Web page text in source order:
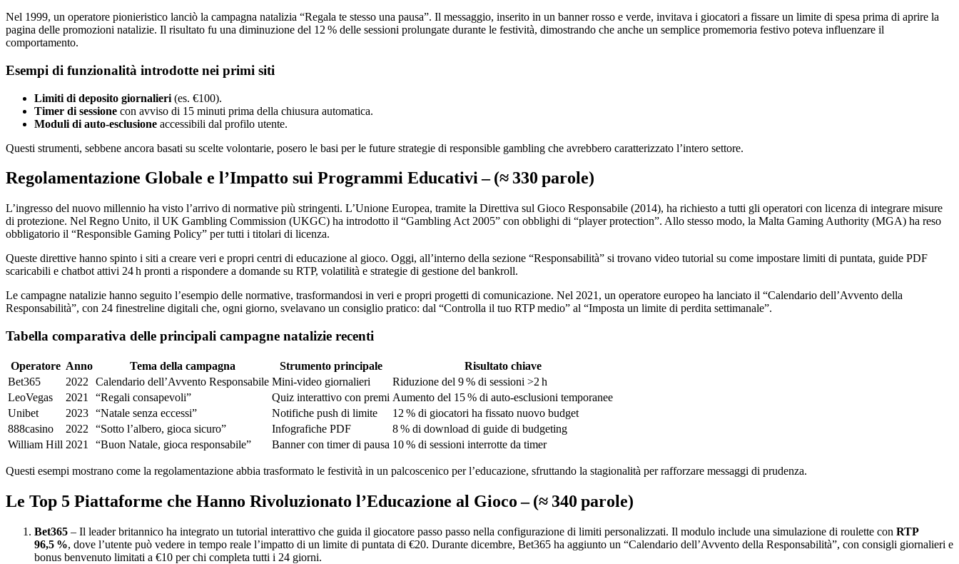
Nel 1999, un operatore pionieristico lanciò la campagna natalizia “Regala te stesso una pausa”. Il messaggio, inserito in un banner rosso e verde, invitava i giocatori a fissare un limite di spesa prima di aprire la
pagina delle promozioni natalizie. Il risultato fu una diminuzione del 12 % delle sessioni prolungate durante le festività, dimostrando che anche un semplice promemoria festivo poteva influenzare il
comportamento.
Esempi di funzionalità introdotte nei primi siti
Limiti di deposito giornalieri (es. €100).
Timer di sessione con avviso di 15 minuti prima della chiusura automatica.
Moduli di auto‑esclusione accessibili dal profilo utente.
Questi strumenti, sebbene ancora basati su scelte volontarie, posero le basi per le future strategie di responsible gambling che avrebbero caratterizzato l’intero settore.
Regolamentazione Globale e l’Impatto sui Programmi Educativi – (≈ 330 parole)
L’ingresso del nuovo millennio ha visto l’arrivo di normative più stringenti. L’Unione Europea, tramite la Direttiva sul Gioco Responsabile (2014), ha richiesto a tutti gli operatori con licenza di integrare misure
di protezione. Nel Regno Unito, il UK Gambling Commission (UKGC) ha introdotto il “Gambling Act 2005” con obblighi di “player protection”. Allo stesso modo, la Malta Gaming Authority (MGA) ha reso
obbligatorio il “Responsible Gaming Policy” per tutti i titolari di licenza.
Queste direttive hanno spinto i siti a creare veri e propri centri di educazione al gioco. Oggi, all’interno della sezione “Responsabilità” si trovano video tutorial su come impostare limiti di puntata, guide PDF
scaricabili e chatbot attivi 24 h pronti a rispondere a domande su RTP, volatilità e strategie di gestione del bankroll.
Le campagne natalizie hanno seguito l’esempio delle normative, trasformandosi in veri e propri progetti di comunicazione. Nel 2021, un operatore europeo ha lanciato il “Calendario dell’Avvento della
Responsabilità”, con 24 finestreline digitali che, ogni giorno, svelavano un consiglio pratico: dal “Controlla il tuo RTP medio” al “Imposta un limite di perdita settimanale”.
Tabella comparativa delle principali campagne natalizie recenti
Operatore Anno Tema della campagna Strumento principale
Risultato chiave
Bet365
2022 Calendario dell’Avvento Responsabile Mini‑video giornalieri
Riduzione del 9 % di sessioni >2 h
LeoVegas
2021 “Regali consapevoli” Quiz interattivo con premi Aumento del 15 % di auto‑esclusioni temporanee
Unibet
2023 “Natale senza eccessi” Notifiche push di limite
12 % di giocatori ha fissato nuovo budget
888casino
2022 “Sotto l’albero, gioca sicuro” Infografiche PDF
8 % di download di guide di budgeting
William Hill 2021 “Buon Natale, gioca responsabile” Banner con timer di pausa 10 % di sessioni interrotte da timer
Questi esempi mostrano come la regolamentazione abbia trasformato le festività in un palcoscenico per l’educazione, sfruttando la stagionalità per rafforzare messaggi di prudenza.
Le Top 5 Piattaforme che Hanno Rivoluzionato l’Educazione al Gioco – (≈ 340 parole)
Bet365 – Il leader britannico ha integrato un tutorial interattivo che guida il giocatore passo passo nella configurazione di limiti personalizzati. Il modulo include una simulazione di roulette con RTP
96,5 %, dove l’utente può vedere in tempo reale l’impatto di un limite di puntata di €20. Durante dicembre, Bet365 ha aggiunto un “Calendario dell’Avvento della Responsabilità”, con consigli giornalieri e
bonus benvenuto limitati a €10 per chi completa tutti i 24 giorni.